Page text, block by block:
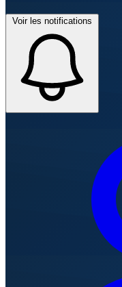
Voir les notifications